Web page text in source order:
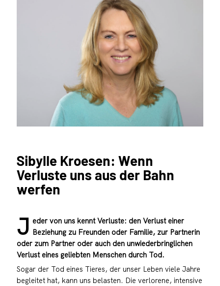
Sibylle Kroesen: Wenn
Verluste uns aus der Bahn
werfen
J eder von uns kennt Verluste: den Verlust einer
Beziehung zu Freunden oder Familie, zur Partnerin
oder zum Partner oder auch den unwiederbringlichen
Verlust eines geliebten Menschen durch Tod.
Sogar der Tod eines Tieres, der unser Leben viele Jahre
begleitet hat, kann uns belasten. Die verlorene, intensive